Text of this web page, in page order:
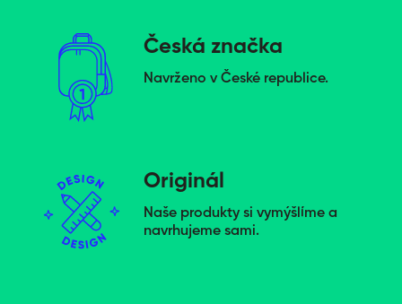
Česká značka
Navrženo v České republice.
Originál
Naše produkty si vymýšlíme a
navrhujeme sami.